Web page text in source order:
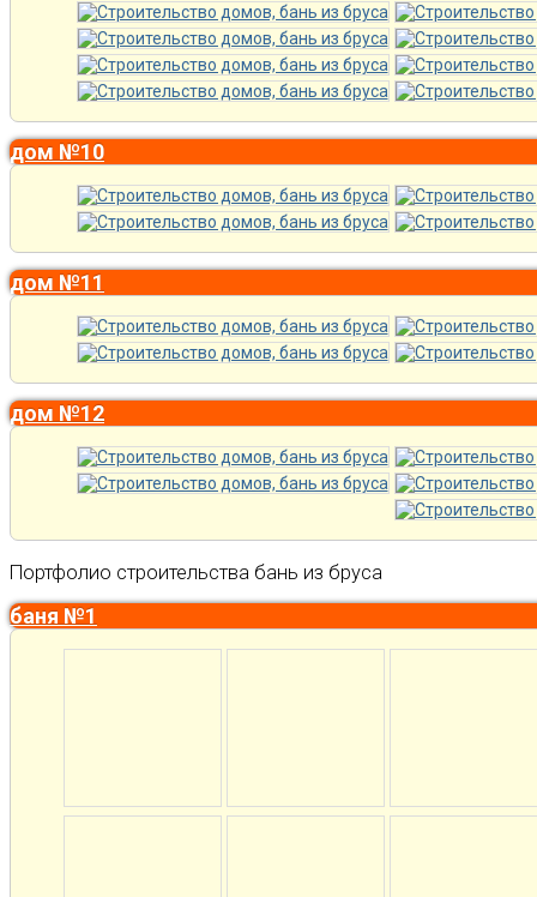
дом №10
дом №11
дом №12
Портфолио строительства бань из бруса
баня №1